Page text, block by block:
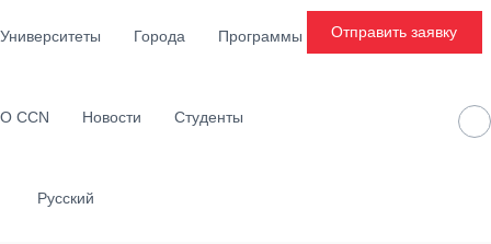
к
Университеты Города Программы
О CCN Новости Студенты
Русский
Отправить заявку